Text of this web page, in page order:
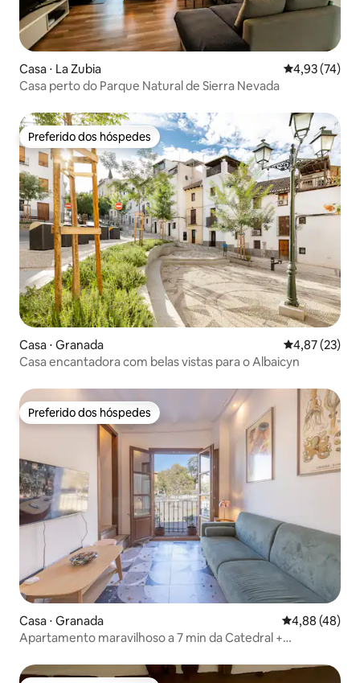
Casa ⋅ La Zubia 4,93 de uma
4,93 (74)
Casa perto do Parque Natural de Sierra Nevada
Preferido dos hóspedes
Preferido dos hóspedes
Casa ⋅ Granada 4,87 de uma
4,87 (23)
Casa encantadora com belas vistas para o Albaicyn
Preferido dos hóspedes
Preferido dos hóspedes
Casa ⋅ Granada 4,88 de uma
4,88 (48)
Apartamento maravilhoso a 7 min da Catedral +